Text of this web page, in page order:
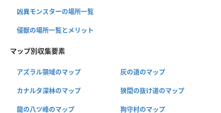
凶異モンスターの場所一覧
侵獣の場所一覧とメリット
マップ別収集要素
アズラル領域のマップ 灰の道のマップ
カナルタ深林のマップ 狭間の抜け道のマップ
龍の八ツ峰のマップ 狗守村のマップ